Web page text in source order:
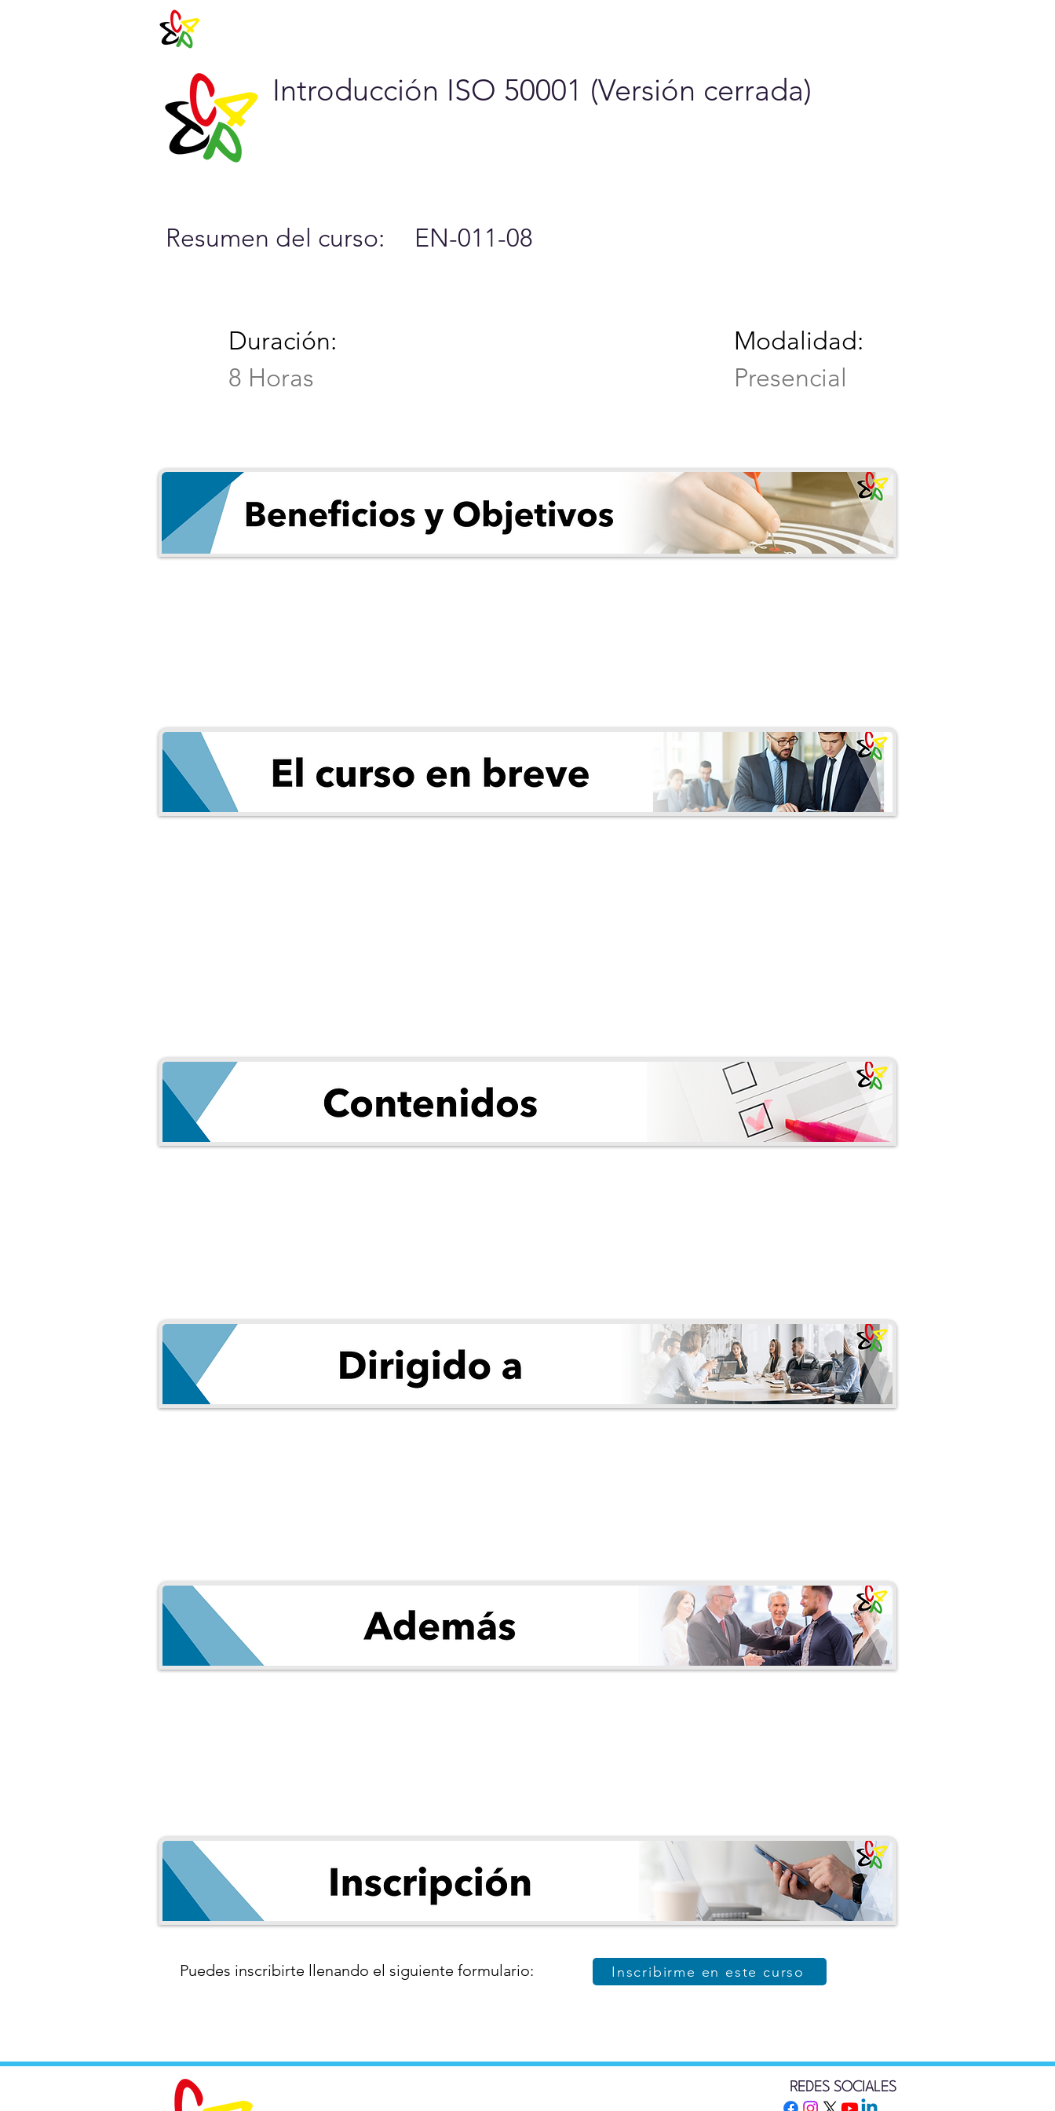
Introducción ISO 50001 (Versión cerrada)
Resumen del curso:
Duración:
8 Horas
EN-011-08
Modalidad:
Presencial
Puedes inscribirte llenando el siguiente formulario: Inscribirme en este curso
REDES SOCIALES